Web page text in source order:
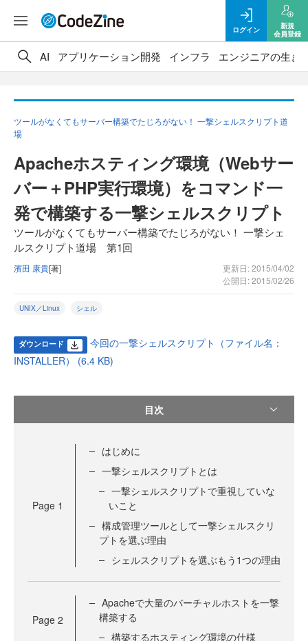
ログイン
新規
会員登録
AI アプリケーション開発 インフラ エンジニアの生き
ツールがなくてもサーバー構築でたじろがない！ 一撃シェルスクリプト道
場
Apacheホスティング環境（Webサー
バー＋PHP実行環境）をコマンド一
発で構築する一撃シェルスクリプト
ツールがなくてもサーバー構築でたじろがない！ 一撃シェ
ルスクリプト道場 第1回
濱田 康貴[著]
更新日: 2015/04/02
公開日: 2015/02/26
UNIX／Linux シェル
ダウンロード
今回の一撃シェルスクリプト（ファイル名：
INSTALLER） (6.4 KB)
目次
Page 1
はじめに
一撃シェルスクリプトとは
一撃シェルスクリプトで重視していな
いこと
構成管理ツールとして一撃シェルスクリ
プトを選ぶ理由
シェルスクリプトを選ぶもう1つの理由
Page 2
Apacheで大量のバーチャルホストを一撃
構築する
構築するホスティング環境の仕様